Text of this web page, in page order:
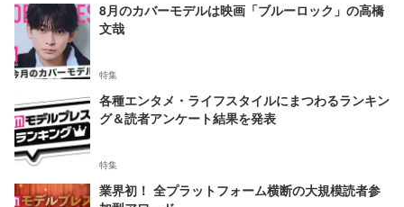
8月のカバーモデルは映画「ブルーロック」の高橋
文哉
特集
各種エンタメ・ライフスタイルにまつわるランキン
グ＆読者アンケート結果を発表
特集
業界初！ 全プラットフォーム横断の大規模読者参